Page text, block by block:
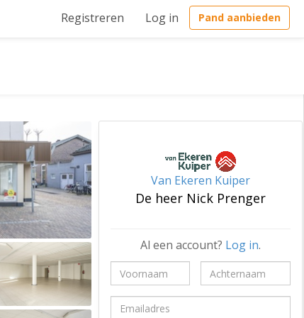
Registreren Log in Pand aanbieden
Van Ekeren Kuiper
De heer Nick Prenger
Al een account? Log in.